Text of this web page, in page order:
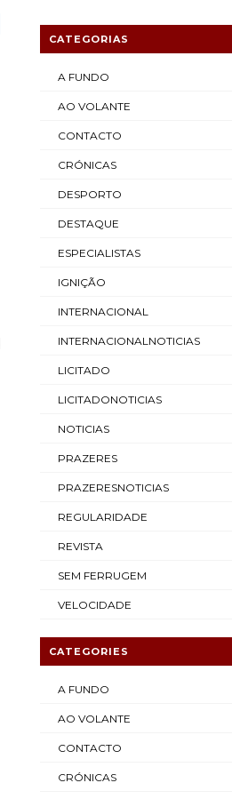
CATEGORIAS
A FUNDO
AO VOLANTE
CONTACTO
CRÓNICAS
DESPORTO
DESTAQUE
ESPECIALISTAS
IGNIÇÃO
INTERNACIONAL
INTERNACIONALNOTICIAS
LICITADO
LICITADONOTICIAS
NOTICIAS
PRAZERES
PRAZERESNOTICIAS
REGULARIDADE
REVISTA
SEM FERRUGEM
VELOCIDADE
CATEGORIES
A FUNDO
AO VOLANTE
CONTACTO
CRÓNICAS